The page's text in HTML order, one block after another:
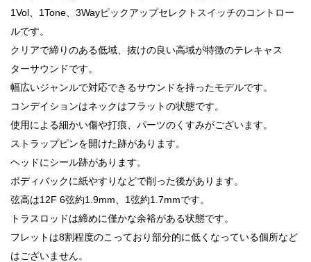
1Vol、1Tone、3Wayピックアップセレクトスイッチのコントロー
ルです。
クリアで締りのある低域、抜けの良い高域が特徴のテレキャス
ターサウンドです。
幅広いジャンルで対応できるサウンドを持ったモデルです。
コンデイションはネックはフラットの状態です。
使用による細かい傷や打痕、パーツのくすみがございます。
ストラップピンを開けた跡があります。
ヘッドにシール跡があります。
ボディバックに紙やすりなどで削った後があります。
弦高は12F 6弦約1.9mm、1弦約1.7mmです。
トラスロッドは締めに僅かな余裕がある状態です。
フレットは8割程度のこっており部分的に低くなっている個所など
はございません。